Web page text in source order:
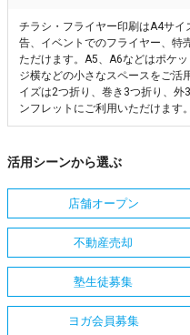
チラシ・フライヤー印刷はA4サ
告、イベントでのフライヤー、特
ただけます。A5、A6などはポケ
ジ横などの小さなスペースをご活
イズは2つ折り、巻き3つ折り、
ンフレットにご利用いただけます
活用シーンから選ぶ
店舗オープン
不動産売却
塾生徒募集
ヨガ会員募集